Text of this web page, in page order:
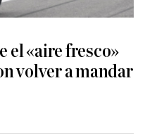
el «aire fresco»
volver a mandar